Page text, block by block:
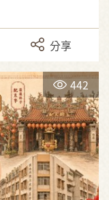
分享
442